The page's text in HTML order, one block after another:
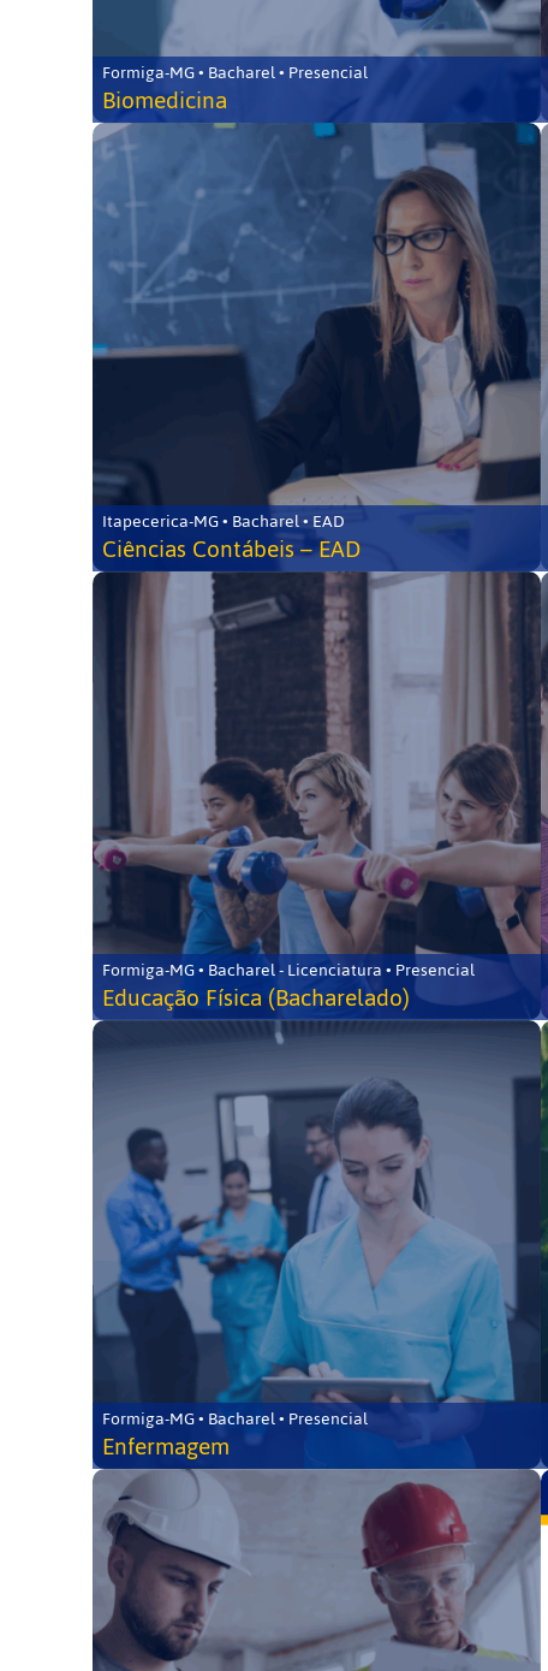
Formiga-MG • Bacharel • Presencial
Biomedicina
Itapecerica-MG • Bacharel • EAD
Ciências Contábeis – EAD
Formiga-MG • Bacharel - Licenciatura • Presencial
Educação Física (Bacharelado)
Formiga-MG • Bacharel • Presencial
Enfermagem